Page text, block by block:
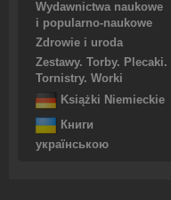
Wydawnictwa naukowe
i popularno-naukowe
Zdrowie i uroda
Zestawy. Torby. Plecaki.
Tornistry. Worki
Książki Niemieckie
Книги
українською